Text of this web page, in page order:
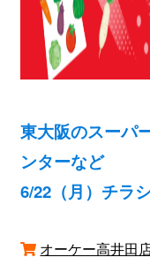
東大阪のスーパ
ンターなど
6/22（月）チラ
オーケー高井田